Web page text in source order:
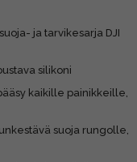
ja tarvikesarja DJI
silikoni
kaikille painikkeille,
suoja rungolle,